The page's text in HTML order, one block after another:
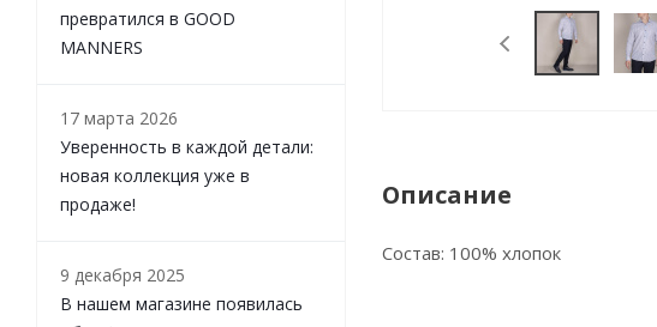
Описание
Состав: 100% хлопок
превратился в GOOD
MANNERS
17 марта 2026
Уверенность в каждой детали:
новая коллекция уже в
продаже!
9 декабря 2025
В нашем магазине появилась